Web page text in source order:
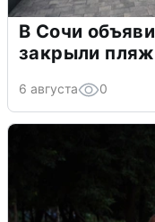
В Сочи
закрыли
6 августа 0